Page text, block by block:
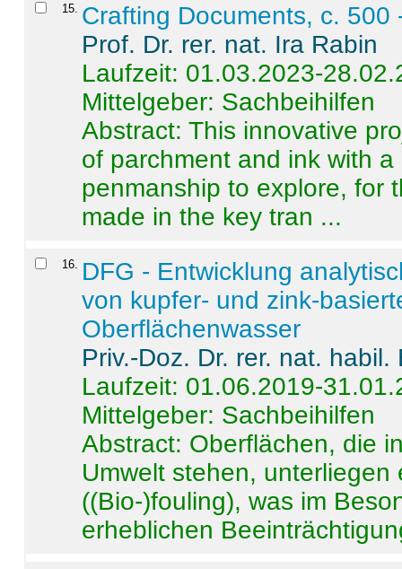
15 Crafting Documents, c. 500
Prof. Dr. rer. nat. Ira Rabin
Laufzeit: 01.03.2023-
Mittelgeber: Sachbeihilfen
Abstract:This innovative
of parchment and ink with
penmanship to explore, for
made in the key tran ...
16
DFG - Entwicklung
von kupfer- und zink-
Oberflächenwasser
Priv.-Doz. Dr. rer. nat.
Laufzeit: 01.06.2019-
Mittelgeber: Sachbeihilfen
Abstract: Oberflächen, die
Umwelt stehen,
((Bio-)fouling), was im
erheblichen